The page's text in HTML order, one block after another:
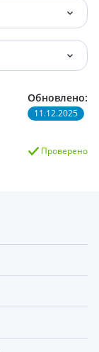
Обновлено:
11.12.2025
Проверено